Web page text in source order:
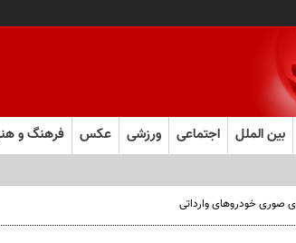
بین الملل اجتماعی ورزشی عکس فرهنگ و
صوری خودروهای وارداتی